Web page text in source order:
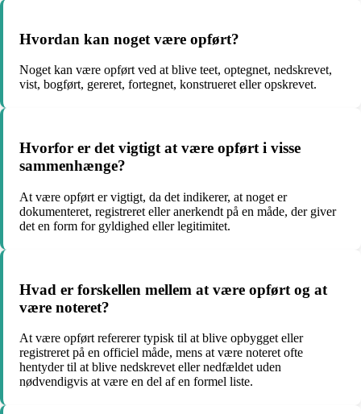
Hvordan kan noget være opført?
Noget kan være opført ved at blive teet, optegnet, nedskrevet,
vist, bogført, gereret, fortegnet, konstrueret eller opskrevet.
Hvorfor er det vigtigt at være opført i visse
sammenhænge?
At være opført er vigtigt, da det indikerer, at noget er
dokumenteret, registreret eller anerkendt på en måde, der giver
det en form for gyldighed eller legitimitet.
Hvad er forskellen mellem at være opført og at
være noteret?
At være opført refererer typisk til at blive opbygget eller
registreret på en officiel måde, mens at være noteret ofte
hentyder til at blive nedskrevet eller nedfældet uden
nødvendigvis at være en del af en formel liste.